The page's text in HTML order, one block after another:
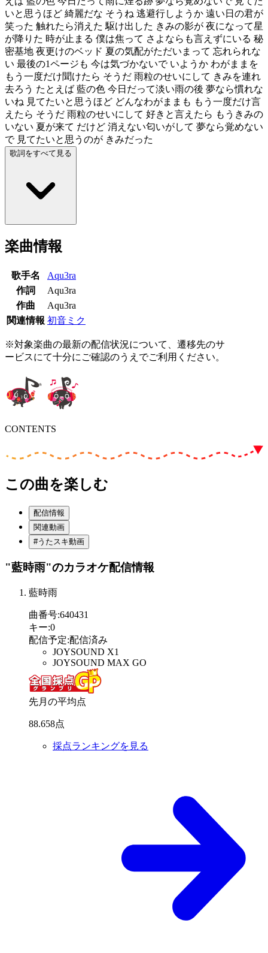
いと思うほど 綺麗だな そうね 逃避行しようか 遠い日の君が
笑った 触れたら消えた 駆け出した きみの影が 夜になって星
が降りた 時が止まる 僕は焦って さよならも言えずにいる 秘
密基地 夜更けのベッド 夏の気配がただいまって 忘れられな
い 最後の1ページも 今は気づかないで いようか わがままを
もう一度だけ聞けたら そうだ 雨粒のせいにして きみを連れ
去ろう たとえば 藍の色 今日だって淡い雨の後 夢なら慣れな
いね 見てたいと思うほど どんなわがままも もう一度だけ言
えたら そうだ 雨粒のせいにして 好きと言えたら もうきみの
いない 夏が来て だけど 消えない匂いがして 夢なら覚めない
で 見てたいと思うのが きみだった
歌詞をすべて見る
楽曲情報
歌手名
Aqu3ra
作詞
Aqu3ra
作曲
Aqu3ra
関連情報 初音ミク
※対象楽曲の最新の配信状況について、遷移先のサ
ービスにて十分にご確認のうえでご利用ください。
CONTENTS
この曲を楽しむ
配信情報
関連動画
#うたスキ動画
"藍時雨"のカラオケ配信情報
藍時雨
曲番号:640431
キー:0
配信予定:配信済み
JOYSOUND X1
JOYSOUND MAX GO
先月の平均点
88.658点
採点ランキングを見る